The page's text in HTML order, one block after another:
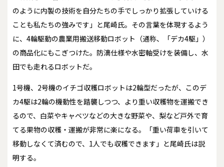
のように内製の技術を自分たちの手でしっかり拡張していける
ことも私たちの強みです」と尾崎氏。その言葉を体現するよう
に、4輪駆動の農業用搬送移動ロボット（通称、「デカ4駆」）
の商品化にもこぎつけた。防滴仕様や水密軸受けを装備し、水
田でも走れるロボットだ。
1号機、2号機のイチゴ収穫ロボットは2輪型だったが、このデ
カ4駆は2輪の機動性を踏襲しつつ、より重い収穫物を運搬でき
るので、白菜やキャベツなどの大きな野菜や、梨など戸外で育
てる果物の収穫・運搬が非常に楽になる。「重い荷車を引いて
移動しなくて済むので、1人でも収穫できます」と尾崎氏は説
明する。